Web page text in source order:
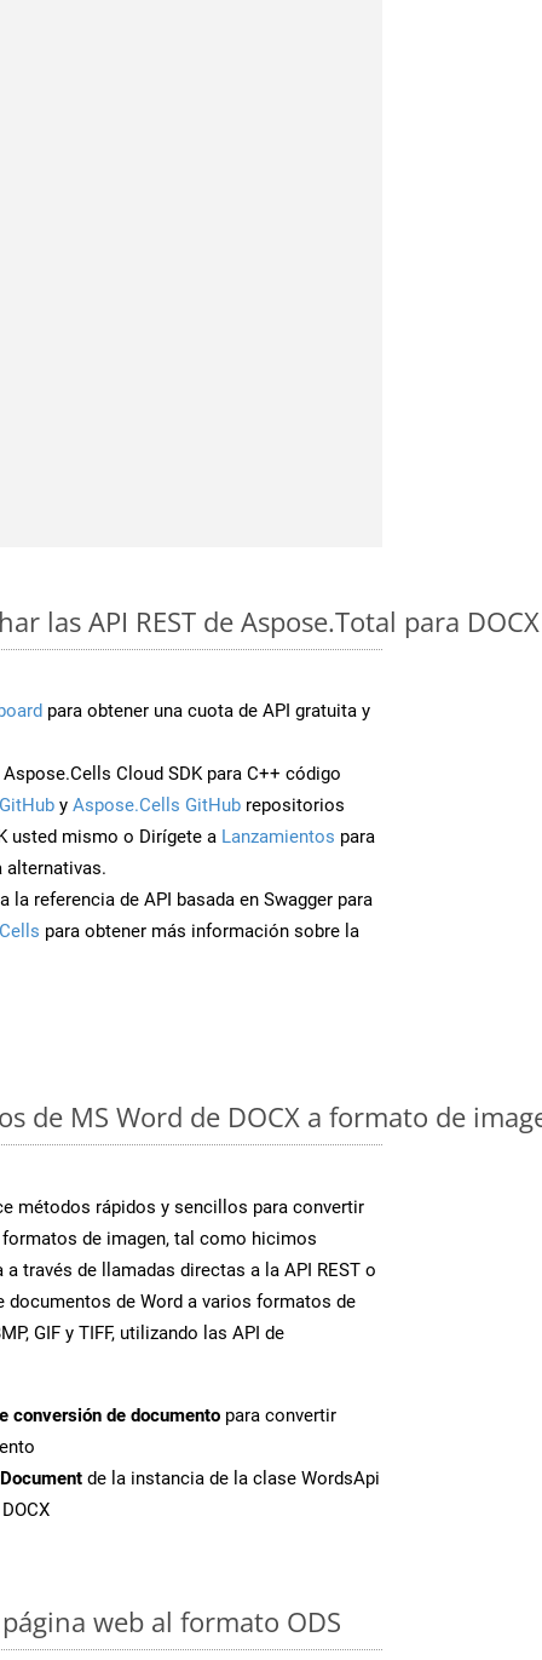
las API REST de Aspose.Total para
para obtener una cuota de API gratuita y
Cloud SDK para C++ código
y Aspose.Cells GitHub repositorios
usted mismo o Dirígete a Lanzamientos para
alternativas.
la referencia de API basada en Swagger para
para obtener más información sobre la
de MS Word de DOCX a formato de
métodos rápidos y sencillos para convertir
de imagen, tal como hicimos
a través de llamadas directas a la API REST o
documentos de Word a varios formatos de
GIF y TIFF, utilizando las API de
conversión de documento para convertir
de la instancia de la clase WordsApi
web al formato ODS